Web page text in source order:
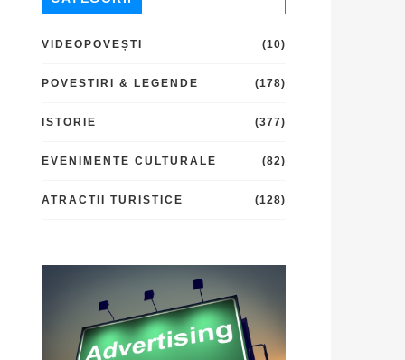
VIDEOPOVEȘTI (10)
POVESTIRI & LEGENDE (178)
ISTORIE (377)
EVENIMENTE CULTURALE (82)
ATRACTII TURISTICE (128)